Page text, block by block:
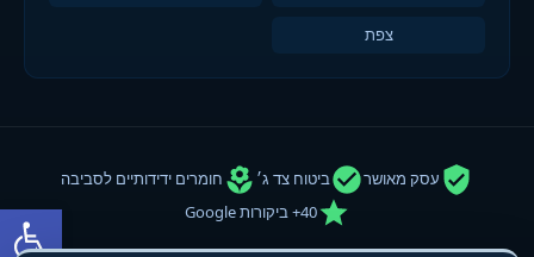
פתח
צפת
עסק מאושר ביטוח צד ג׳
חומרים ידידותיים לסביבה
40+ ביקורות Google